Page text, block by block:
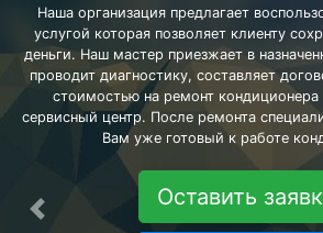
Наша организация предлагает
услугой которая позволяет клиенту
деньги. Наш мастер приезжает в
проводит диагностику, составляет
стоимостью на ремонт кондиционера
сервисный центр. После ремонта
Вам уже готовый к работе
Оставить
Предыдущая